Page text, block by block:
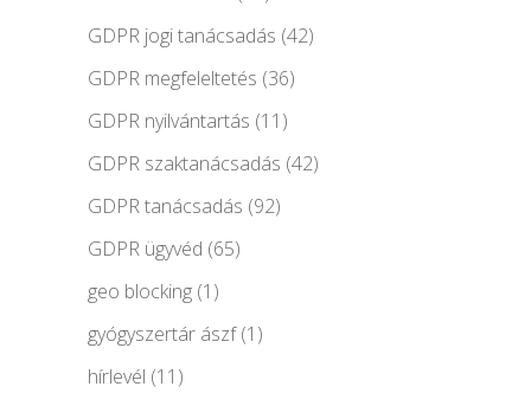
GDPR jogi tanácsadás (42)
GDPR megfeleltetés (36)
GDPR nyilvántartás (11)
GDPR szaktanácsadás (42)
GDPR tanácsadás (92)
GDPR ügyvéd (65)
geo blocking (1)
gyógyszertár ászf(1)
hírlevél (11)